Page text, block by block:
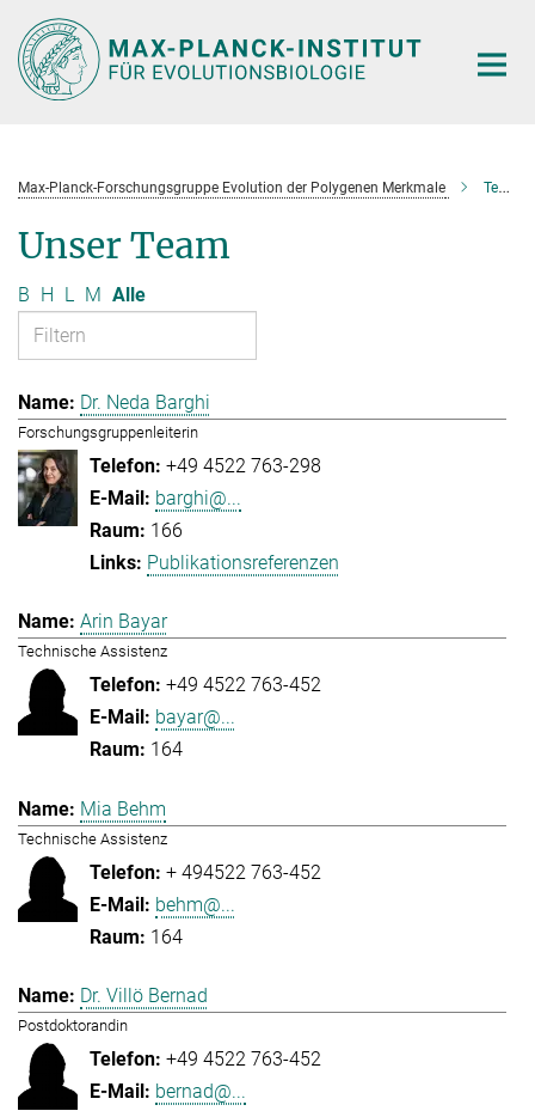
Hauptinhalt
Max-Planck-Forschungsgruppe Evolution der Polygenen Merkmale Team
Unser Team
B H L M Alle
Dr. Neda Barghi
Forschungsgruppenleiterin
+49 4522 763-298
barghi@...
166
Publikationsreferenzen
Arin Bayar
Technische Assistenz
+49 4522 763-452
bayar@...
164
Mia Behm
Technische Assistenz
+ 494522 763-452
behm@...
164
Dr. Villö Bernad
Postdoktorandin
+49 4522 763-452
bernad@...